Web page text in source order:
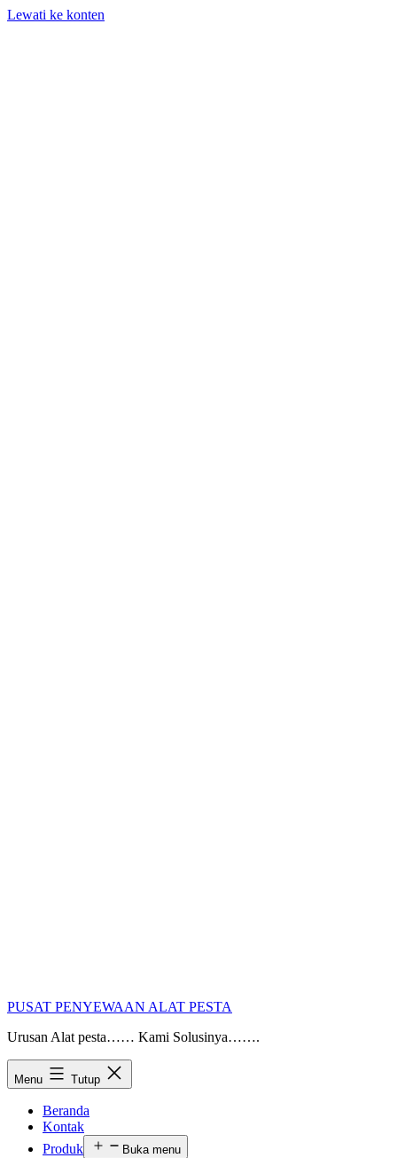
Lewati ke konten
PUSAT PENYEWAAN ALAT PESTA
Urusan Alat pesta…… Kami Solusinya…….
Menu Tutup
Beranda
Kontak
Produk
Buka menu